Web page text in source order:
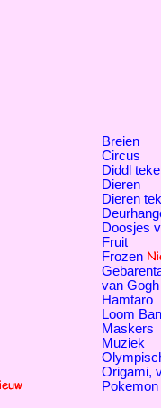
Breien
Circus
Diddl
Dieren
Dieren
Doosjes
Fruit
Frozen
van
Hamtaro
Loom
Maskers
Muziek
Origami,
Pokemon